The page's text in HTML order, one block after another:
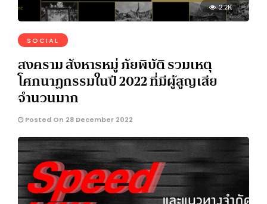
2.2K
SOCIAL
สงคราม สังหารหมู่ ภัยพิบัติ รวมเหตุ
โศกนาฏกรรมในปี 2022 ที่มีผู้สูญเสีย
จำนวนมาก
Posted On 28 December 2022